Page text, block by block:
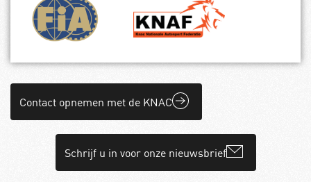
Contact opnemen met de KNAC
Schrijf u in voor onze nieuwsbrief